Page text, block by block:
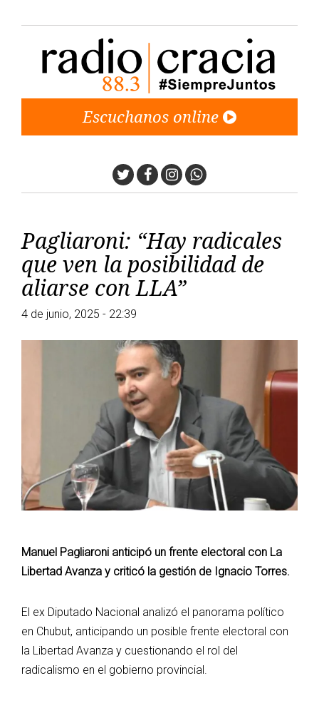
Escuchanos online
TwitterFacebook
Instagram
Whatsapp
Pagliaroni: “Hay radicales
que ven la posibilidad de
aliarse con LLA”
4 de junio, 2025 - 22:39
Manuel Pagliaroni anticipó un frente electoral con La
Libertad Avanza y criticó la gestión de Ignacio Torres.
El ex Diputado Nacional analizó el panorama político
en Chubut, anticipando un posible frente electoral con
la Libertad Avanza y cuestionando el rol del
radicalismo en el gobierno provincial.